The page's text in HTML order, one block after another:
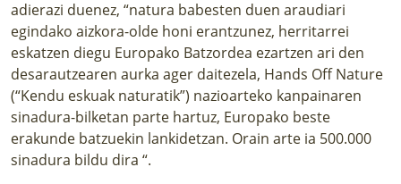
adierazi duenez, “natura babesten duen araudiari
egindako aizkora-olde honi erantzunez, herritarrei
eskatzen diegu Europako Batzordea ezartzen ari den
desarautzearen aurka ager daitezela, Hands Off Nature
(“Kendu eskuak naturatik”) nazioarteko kanpainaren
sinadura-bilketan parte hartuz, Europako beste
erakunde batzuekin lankidetzan. Orain arte ia 500.000
sinadura bildu dira “.